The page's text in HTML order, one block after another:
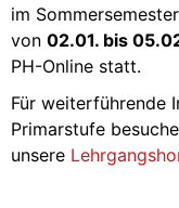
im
von 02.01. bis
PH-Online statt.
Für weiterführende
Primarstufe
unsere